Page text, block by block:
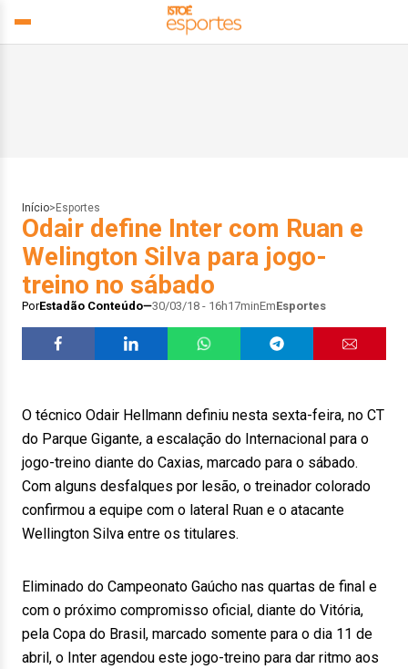
Início> Esportes
Odair define Inter com Ruan e
Welington Silva para jogo-
treino no sábado
PorEstadão Conteúdo 30/03/18 - 16h17minEmEsportes
O técnico Odair Hellmann definiu nesta sexta-feira, no CT
do Parque Gigante, a escalação do Internacional para o
jogo-treino diante do Caxias, marcado para o sábado.
Com alguns desfalques por lesão, o treinador colorado
confirmou a equipe com o lateral Ruan e o atacante
Wellington Silva entre os titulares.
Eliminado do Campeonato Gaúcho nas quartas de final e
com o próximo compromisso oficial, diante do Vitória,
pela Copa do Brasil, marcado somente para o dia 11 de
abril, o Inter agendou este jogo-treino para dar ritmo aos